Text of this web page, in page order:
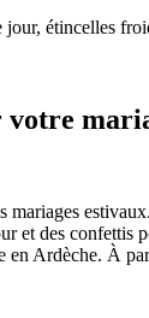
étincelles
votre
et des
en Ardèche. À